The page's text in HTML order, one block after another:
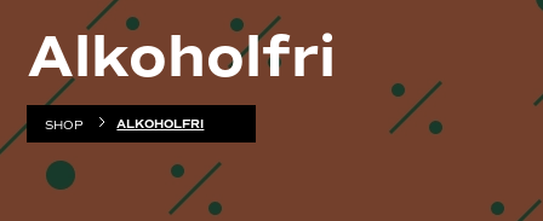
Alkoholfri
SHOP ALKOHOLFRI